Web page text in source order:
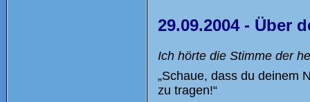
29.09.2004 - Über
Ich hörte die Stimme der
„Schaue, dass du deinem
zu tragen!“